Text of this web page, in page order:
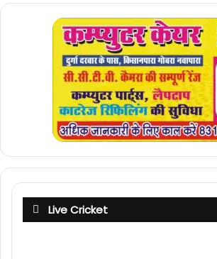
Live Cricket